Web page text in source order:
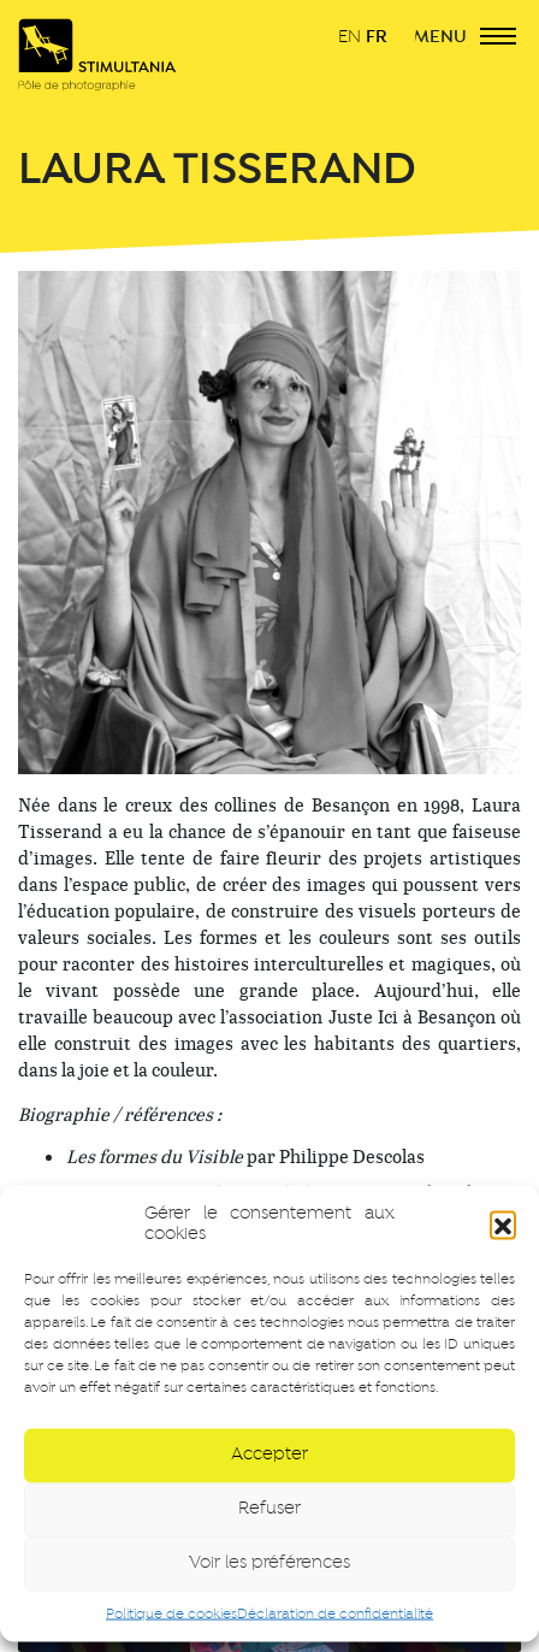
Gérer le consentement aux
cookies
Pour offrir les meilleures expériences, nous utilisons des technologies telles
que les cookies pour stocker et/ou accéder aux informations des
appareils. Le fait de consentir à ces technologies nous permettra de traiter
des données telles que le comportement de navigation ou les ID uniques
sur ce site. Le fait de ne pas consentir ou de retirer son consentement peut
avoir un effet négatif sur certaines caractéristiques et fonctions.
Accepter
Refuser
Voir les préférences
Politique de cookiesDéclaration de confidentialité
EN FR MENU
LAURA TISSERAND
Née dans le creux des collines de Besançon en 1998, Laura
Tisserand a eu la chance de s’épanouir en tant que faiseuse
d’images. Elle tente de faire fleurir des projets artistiques
dans l’espace public, de créer des images qui poussent vers
l’éducation populaire, de construire des visuels porteurs de
valeurs sociales. Les formes et les couleurs sont ses outils
pour raconter des histoires interculturelles et magiques, où
le vivant possède une grande place. Aujourd’hui, elle
travaille beaucoup avec l’association Juste Ici à Besançon où
elle construit des images avec les habitants des quartiers,
dans la joie et la couleur.
Biographie / références :
Les formes du Visiblepar Philippe Descolas
Le Dictionnaire des Symboles
par Jean Chevalier et
Alain Gheerbrant
Pieds nus sur la terre sacréepar Teresa Carolyn
McLuhan
Croire aux Fauvesde Nastassja Martin
Cliquez pour accepter les cookies